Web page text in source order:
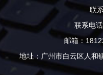
联
联系电
邮箱：
地址：广州市白云区人和